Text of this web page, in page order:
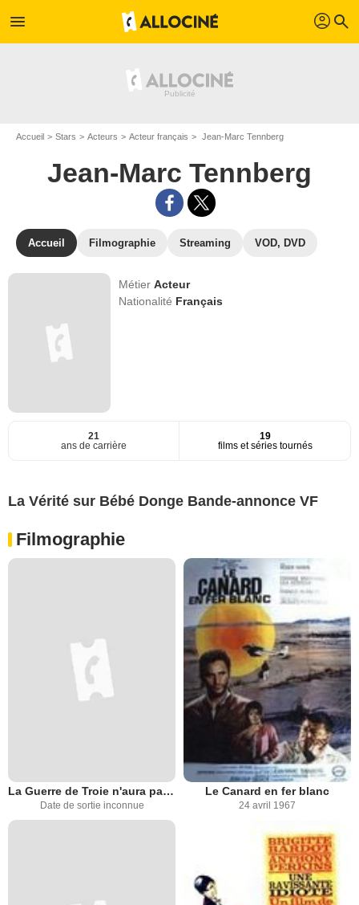
menu profil search
Accueil Stars Acteurs Acteur français Jean-Marc Tennberg
Jean-Marc Tennberg
Accueil Filmographie Streaming VOD, DVD
MétierActeur
Nationalité Français
21
ans de carrière
19
films et séries tournés
La Vérité sur Bébé Donge Bande-annonce VF
Filmographie
La Guerre de Troie n'aura pas lieu
Date de sortie inconnue
Le Canard en fer blanc
24 avril 1967